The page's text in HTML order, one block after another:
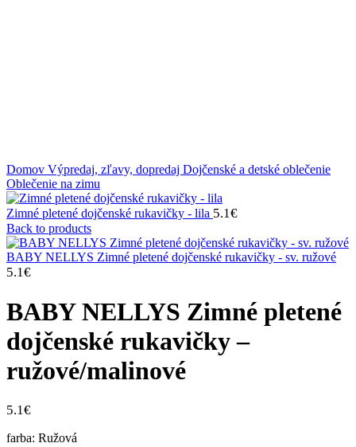
Domov Výpredaj, zľavy, dopredaj Dojčenské a detské oblečenie
Oblečenie na zimu
Zimné pletené dojčenské rukavičky - lila 5.1€
Back to products
BABY NELLYS Zimné pletené dojčenské rukavičky - sv. ružové
5.1€
BABY NELLYS Zimné pletené
dojčenské rukavičky –
ružové/malinové
5.1€
farba: Ružová